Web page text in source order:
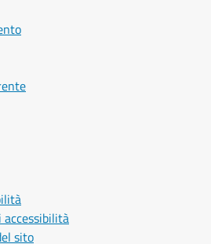
accessibilità
sito